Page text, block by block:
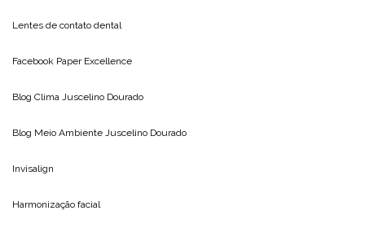
Lentes de contato dental
Facebook Paper Excellence
Blog Clima Juscelino Dourado
Blog Meio Ambiente Juscelino Dourado
Invisalign
Harmonização facial